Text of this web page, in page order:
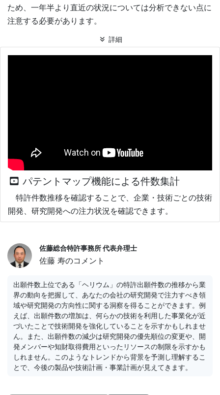
ため、一年半より直近の状況については分析できない点に
注意する必要があります。
詳細
パテントマップ機能による件数集計
特許件数推移を確認することで、企業・技術ごとの技術
開発、研究開発への注力状況を確認できます。
佐藤総合特許事務所 代表弁理士
佐藤 寿のコメント
出願件数上位である「ヘリウム」の特許出願件数の推移から業
界の動向を把握して、あなたの会社の研究開発で注力すべき領
域や研究開発の方向性に関する洞察を得ることができます。例
えば、出願件数の増加は、何らかの技術を利用した事業化が近
づいたことで技術開発を強化していることを示すかもしれませ
ん。また、出願件数の減少は研究開発の優先順位の変更や、開
発メンバーや知財取得費用といったリソースの制限を示すかも
しれません。このようなトレンドから背景を予測し理解するこ
とで、今後の製品や技術計画・事業計画が見えてきます。